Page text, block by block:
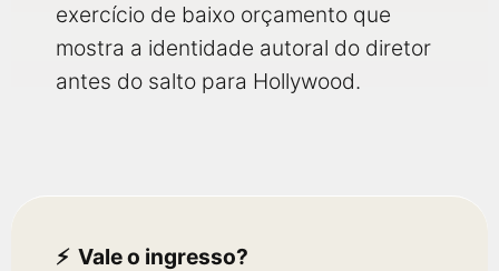
exercício de baixo orçamento que
mostra a identidade autoral do diretor
antes do salto para Hollywood.
Vale o ingresso?